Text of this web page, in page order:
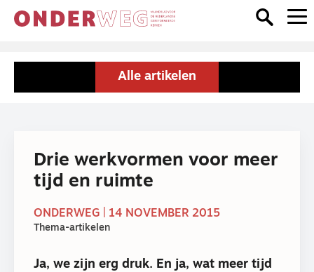
Alle artikelen
Drie werkvormen voor meer
tijd en ruimte
ONDERWEG | 14 NOVEMBER 2015
Thema-artikelen
Ja, we zijn erg druk. En ja, wat meer tijd